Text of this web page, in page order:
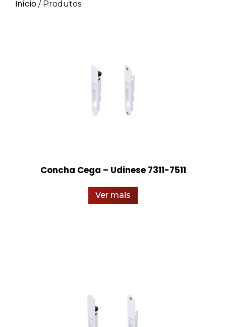
Início / Produtos
Concha Cega – Udinese 7311-7511
Ver mais